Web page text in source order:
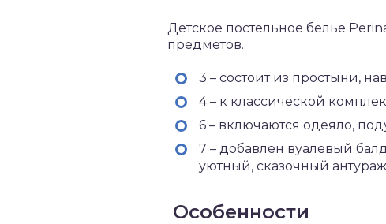
Детское постельное белье
предметов.
3 – состоит из простыни,
4 – к классической
6 – включаются одеяло,
7 – добавлен вуалевый
уютный, сказочный
Особенности